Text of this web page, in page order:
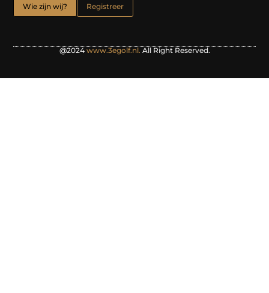
Wie zijn wij? Registreer
@2024www.3egolf.nl.All Right Reserved.